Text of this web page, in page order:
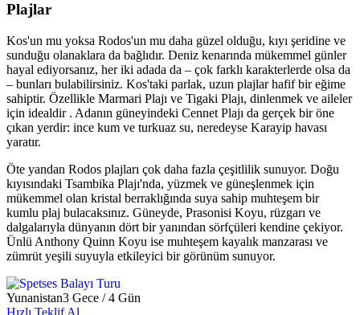
Plajlar
Kos'un mu yoksa Rodos'un mu daha güzel olduğu, kıyı şeridine ve
sunduğu olanaklara da bağlıdır. Deniz kenarında mükemmel günler
hayal ediyorsanız, her iki adada da – çok farklı karakterlerde olsa da
– bunları bulabilirsiniz. Kos'taki parlak, uzun plajlar hafif bir eğime
sahiptir. Özellikle Marmari Plajı ve Tigaki Plajı, dinlenmek ve aileler
için idealdir . Adanın güneyindeki Cennet Plajı da gerçek bir öne
çıkan yerdir: ince kum ve turkuaz su, neredeyse Karayip havası
yaratır.
Öte yandan Rodos plajları çok daha fazla çeşitlilik sunuyor. Doğu
kıyısındaki Tsambika Plajı'nda, yüzmek ve güneşlenmek için
mükemmel olan kristal berraklığında suya sahip muhteşem bir
kumlu plaj bulacaksınız. Güneyde, Prasonisi Koyu, rüzgarı ve
dalgalarıyla dünyanın dört bir yanından sörfçüleri kendine çekiyor.
Ünlü Anthony Quinn Koyu ise muhteşem kayalık manzarası ve
zümrüt yeşili suyuyla etkileyici bir görünüm sunuyor.
Yunanistan3 Gece / 4 Gün
Hızlı Teklif Al